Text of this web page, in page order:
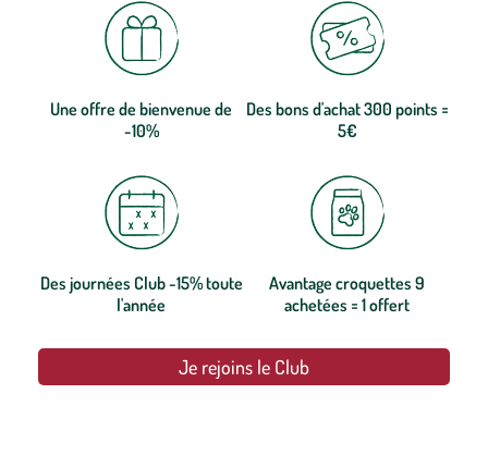
Une offre de bienvenue de
-10%
Des bons d'achat 300 points =
5€
Des journées Club -15% toute
l'année
Avantage croquettes 9
achetées = 1 offert
Je rejoins le Club